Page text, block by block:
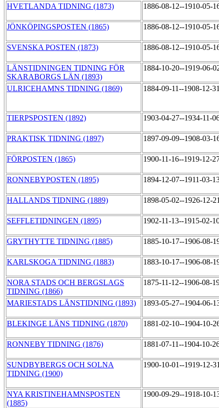
HVETLANDA TIDNING (1873) 1886-08-12--1910-05-
JÖNKÖPINGSPOSTEN (1865) 1886-08-12--1910-05-
SVENSKA POSTEN (1873) 1886-08-12--1910-05-
LÄNSTIDNINGEN TIDNING FÖR
SKARABORGS LÄN (1893)
1884-10-20--1919-06-
ULRICEHAMNS TIDNING (1869) 1884-09-11--1908-12-
TIERPSPOSTEN (1892) 1903-04-27--1934-11-
PRAKTISK TIDNING (1897) 1897-09-09--1908-03-
FÖRPOSTEN (1865) 1900-11-16--1919-12-
RONNEBYPOSTEN (1895) 1894-12-07--1911-03-
HALLANDS TIDNING (1889) 1898-05-02--1926-12-
SEFFLETIDNINGEN (1895) 1902-11-13--1915-02-
GRYTHYTTE TIDNING (1885) 1885-10-17--1906-08-
KARLSKOGA TIDNING (1883) 1883-10-17--1906-08-
NORA STADS OCH BERGSLAGS
TIDNING (1866)
1875-11-12--1906-08-
MARIESTADS LÄNSTIDNING (1893) 1893-05-27--1904-06-
BLEKINGE LÄNS TIDNING (1870) 1881-02-10--1904-10-
RONNEBY TIDNING (1876) 1881-07-11--1904-10-
SUNDBYBERGS OCH SOLNA
TIDNING (1900)
1900-10-01--1919-12-
NYA KRISTINEHAMNSPOSTEN
(1885)
1900-09-29--1918-10-